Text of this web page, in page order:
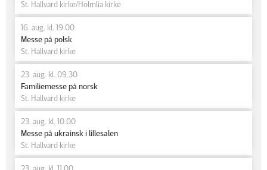
St. Hallvard kirke/Holmlia kirke
16. aug. kl. 19.00
Messe på polsk
St. Hallvard kirke
23. aug. kl. 09.30
Familiemesse på norsk
St. Hallvard kirke
23. aug. kl. 10.00
Messe på ukrainsk i lillesalen
St. Hallvard kirke
23. aug. kl. 11.00